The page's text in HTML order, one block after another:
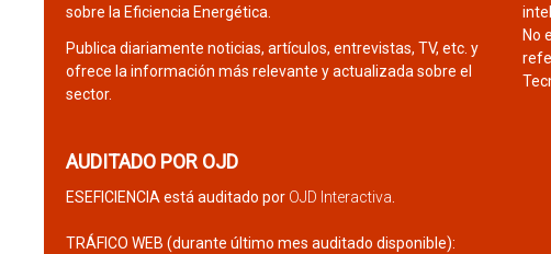
sobre la Eficiencia Energética.
Publica diariamente noticias, artículos, entrevistas, TV, etc. y
ofrece la información más relevante y actualizada sobre el
sector.
AUDITADO POR OJD
ESEFICIENCIA está auditado por OJD Interactiva
TRÁFICO WEB (durante último mes auditado disponible):
No